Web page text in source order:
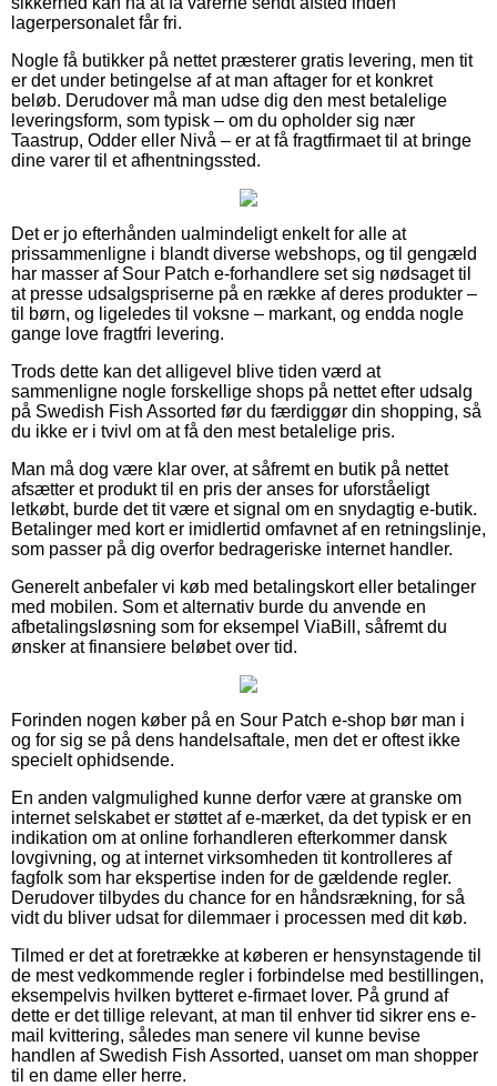
lagerpersonalet får fri.
Nogle få butikker på nettet præsterer gratis levering, men tit
er det under betingelse af at man aftager for et konkret
beløb. Derudover må man udse dig den mest betalelige
leveringsform, som typisk – om du opholder sig nær
Taastrup, Odder eller Nivå – er at få fragtfirmaet til at bringe
dine varer til et afhentningssted.
Det er jo efterhånden ualmindeligt enkelt for alle at
prissammenligne i blandt diverse webshops, og til gengæld
har masser af Sour Patch e-forhandlere set sig nødsaget til
at presse udsalgspriserne på en række af deres produkter –
til børn, og ligeledes til voksne – markant, og endda nogle
gange love fragtfri levering.
Trods dette kan det alligevel blive tiden værd at
sammenligne nogle forskellige shops på nettet efter udsalg
på Swedish Fish Assorted før du færdiggør din shopping, så
du ikke er i tvivl om at få den mest betalelige pris.
Man må dog være klar over, at såfremt en butik på nettet
afsætter et produkt til en pris der anses for uforståeligt
letkøbt, burde det tit være et signal om en snydagtig e-butik.
Betalinger med kort er imidlertid omfavnet af en retningslinje,
som passer på dig overfor bedrageriske internet handler.
Generelt anbefaler vi køb med betalingskort eller betalinger
med mobilen. Som et alternativ burde du anvende en
afbetalingsløsning som for eksempel ViaBill, såfremt du
ønsker at finansiere beløbet over tid.
Forinden nogen køber på en Sour Patch e-shop bør man i
og for sig se på dens handelsaftale, men det er oftest ikke
specielt ophidsende.
En anden valgmulighed kunne derfor være at granske om
internet selskabet er støttet af e-mærket, da det typisk er en
indikation om at online forhandleren efterkommer dansk
lovgivning, og at internet virksomheden tit kontrolleres af
fagfolk som har ekspertise inden for de gældende regler.
Derudover tilbydes du chance for en håndsrækning, for så
vidt du bliver udsat for dilemmaer i processen med dit køb.
Tilmed er det at foretrække at køberen er hensynstagende til
de mest vedkommende regler i forbindelse med bestillingen,
eksempelvis hvilken bytteret e-firmaet lover. På grund af
dette er det tillige relevant, at man til enhver tid sikrer ens e-
mail kvittering, således man senere vil kunne bevise
handlen af Swedish Fish Assorted, uanset om man shopper
til en dame eller herre.